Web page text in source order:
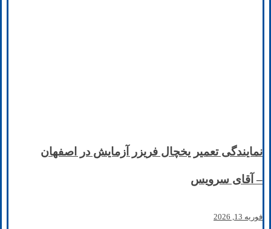
نمایندگی تعمیر یخچال فریزر آزمایش در اصفهان
– آقای سرویس
فوریه 13, 2026